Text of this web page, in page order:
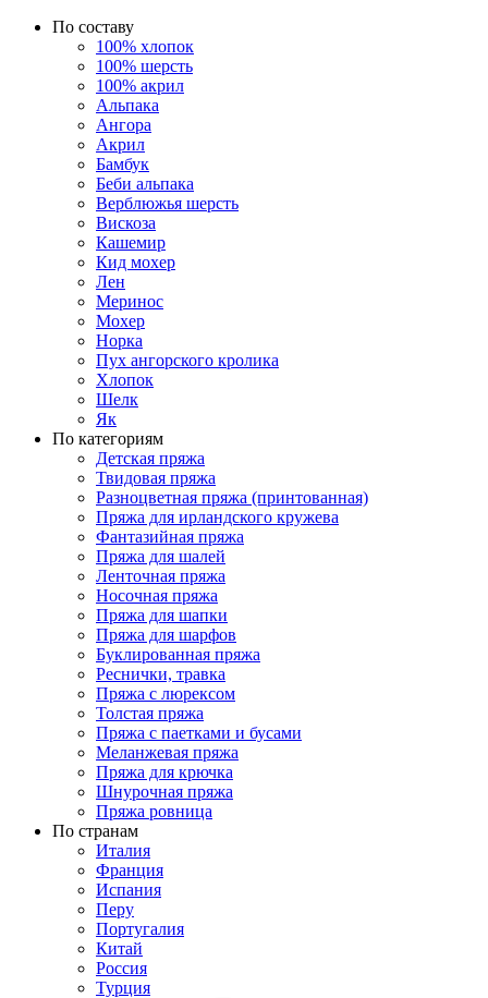
По составу
100% хлопок
100% шерсть
100% акрил
Альпака
Ангора
Акрил
Бамбук
Беби альпака
Верблюжья шерсть
Вискоза
Кашемир
Кид мохер
Лен
Меринос
Мохер
Норка
Пух ангорского кролика
Хлопок
Шелк
Як
По категориям
Детская пряжа
Твидовая пряжа
Разноцветная пряжа (принтованная)
Пряжа для ирландского кружева
Фантазийная пряжа
Пряжа для шалей
Ленточная пряжа
Носочная пряжа
Пряжа для шапки
Пряжа для шарфов
Буклированная пряжа
Реснички, травка
Пряжа с люрексом
Толстая пряжа
Пряжа с паетками и бусами
Меланжевая пряжа
Пряжа для крючка
Шнурочная пряжа
Пряжа ровница
По странам
Италия
Франция
Испания
Перу
Португалия
Китай
Россия
Турция